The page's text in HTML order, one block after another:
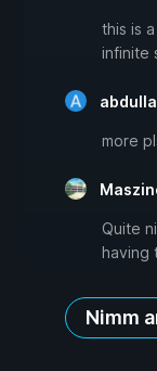
this is
infinite
more
Quite
having
Nimm